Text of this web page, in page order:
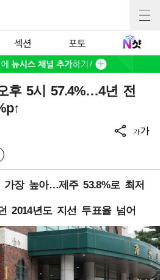
섹션 포토
후 5시 57.4%…4년 전
가가
가장 높아…제주 53.8%로 최저
2014년도 지선 투표율 넘어